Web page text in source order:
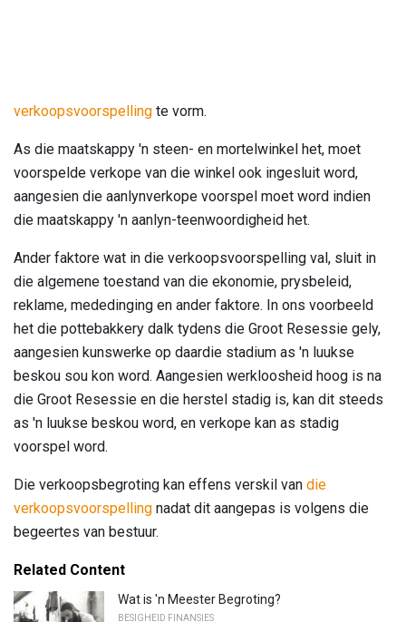
verkoopsvoorspelling te vorm.
As die maatskappy 'n steen- en mortelwinkel het, moet
voorspelde verkope van die winkel ook ingesluit word,
aangesien die aanlynverkope voorspel moet word indien
die maatskappy 'n aanlyn-teenwoordigheid het.
Ander faktore wat in die verkoopsvoorspelling val, sluit in
die algemene toestand van die ekonomie, prysbeleid,
reklame, mededinging en ander faktore. In ons voorbeeld
het die pottebakkery dalk tydens die Groot Resessie gely,
aangesien kunswerke op daardie stadium as 'n luukse
beskou sou kon word. Aangesien werkloosheid hoog is na
die Groot Resessie en die herstel stadig is, kan dit steeds
as 'n luukse beskou word, en verkope kan as stadig
voorspel word.
Die verkoopsbegroting kan effens verskil van die
verkoopsvoorspelling nadat dit aangepas is volgens die
begeertes van bestuur.
Related Content
Wat is 'n Meester Begroting?
BESIGHEID FINANSIES